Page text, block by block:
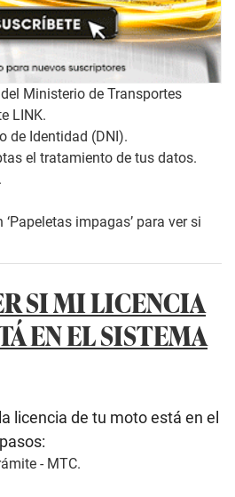
Ministerio de Transportes
LINK.
de Identidad (DNI).
el tratamiento de tus datos.
impagas’ para ver si
SI MI LICENCIA
EN EL SISTEMA
licencia de tu moto está en el
- MTC.